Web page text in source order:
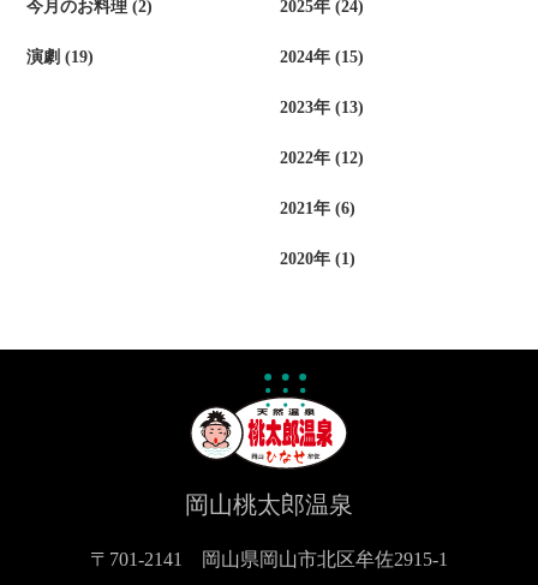
今月のお料理 (2)
演劇 (19)
2025年 (24)
2024年 (15)
2023年 (13)
2022年 (12)
2021年 (6)
2020年 (1)
岡山桃太郎温泉
〒701-2141 岡山県岡山市北区牟佐2915-1